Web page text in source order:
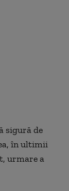
sigură de
în ultimii
urmare a